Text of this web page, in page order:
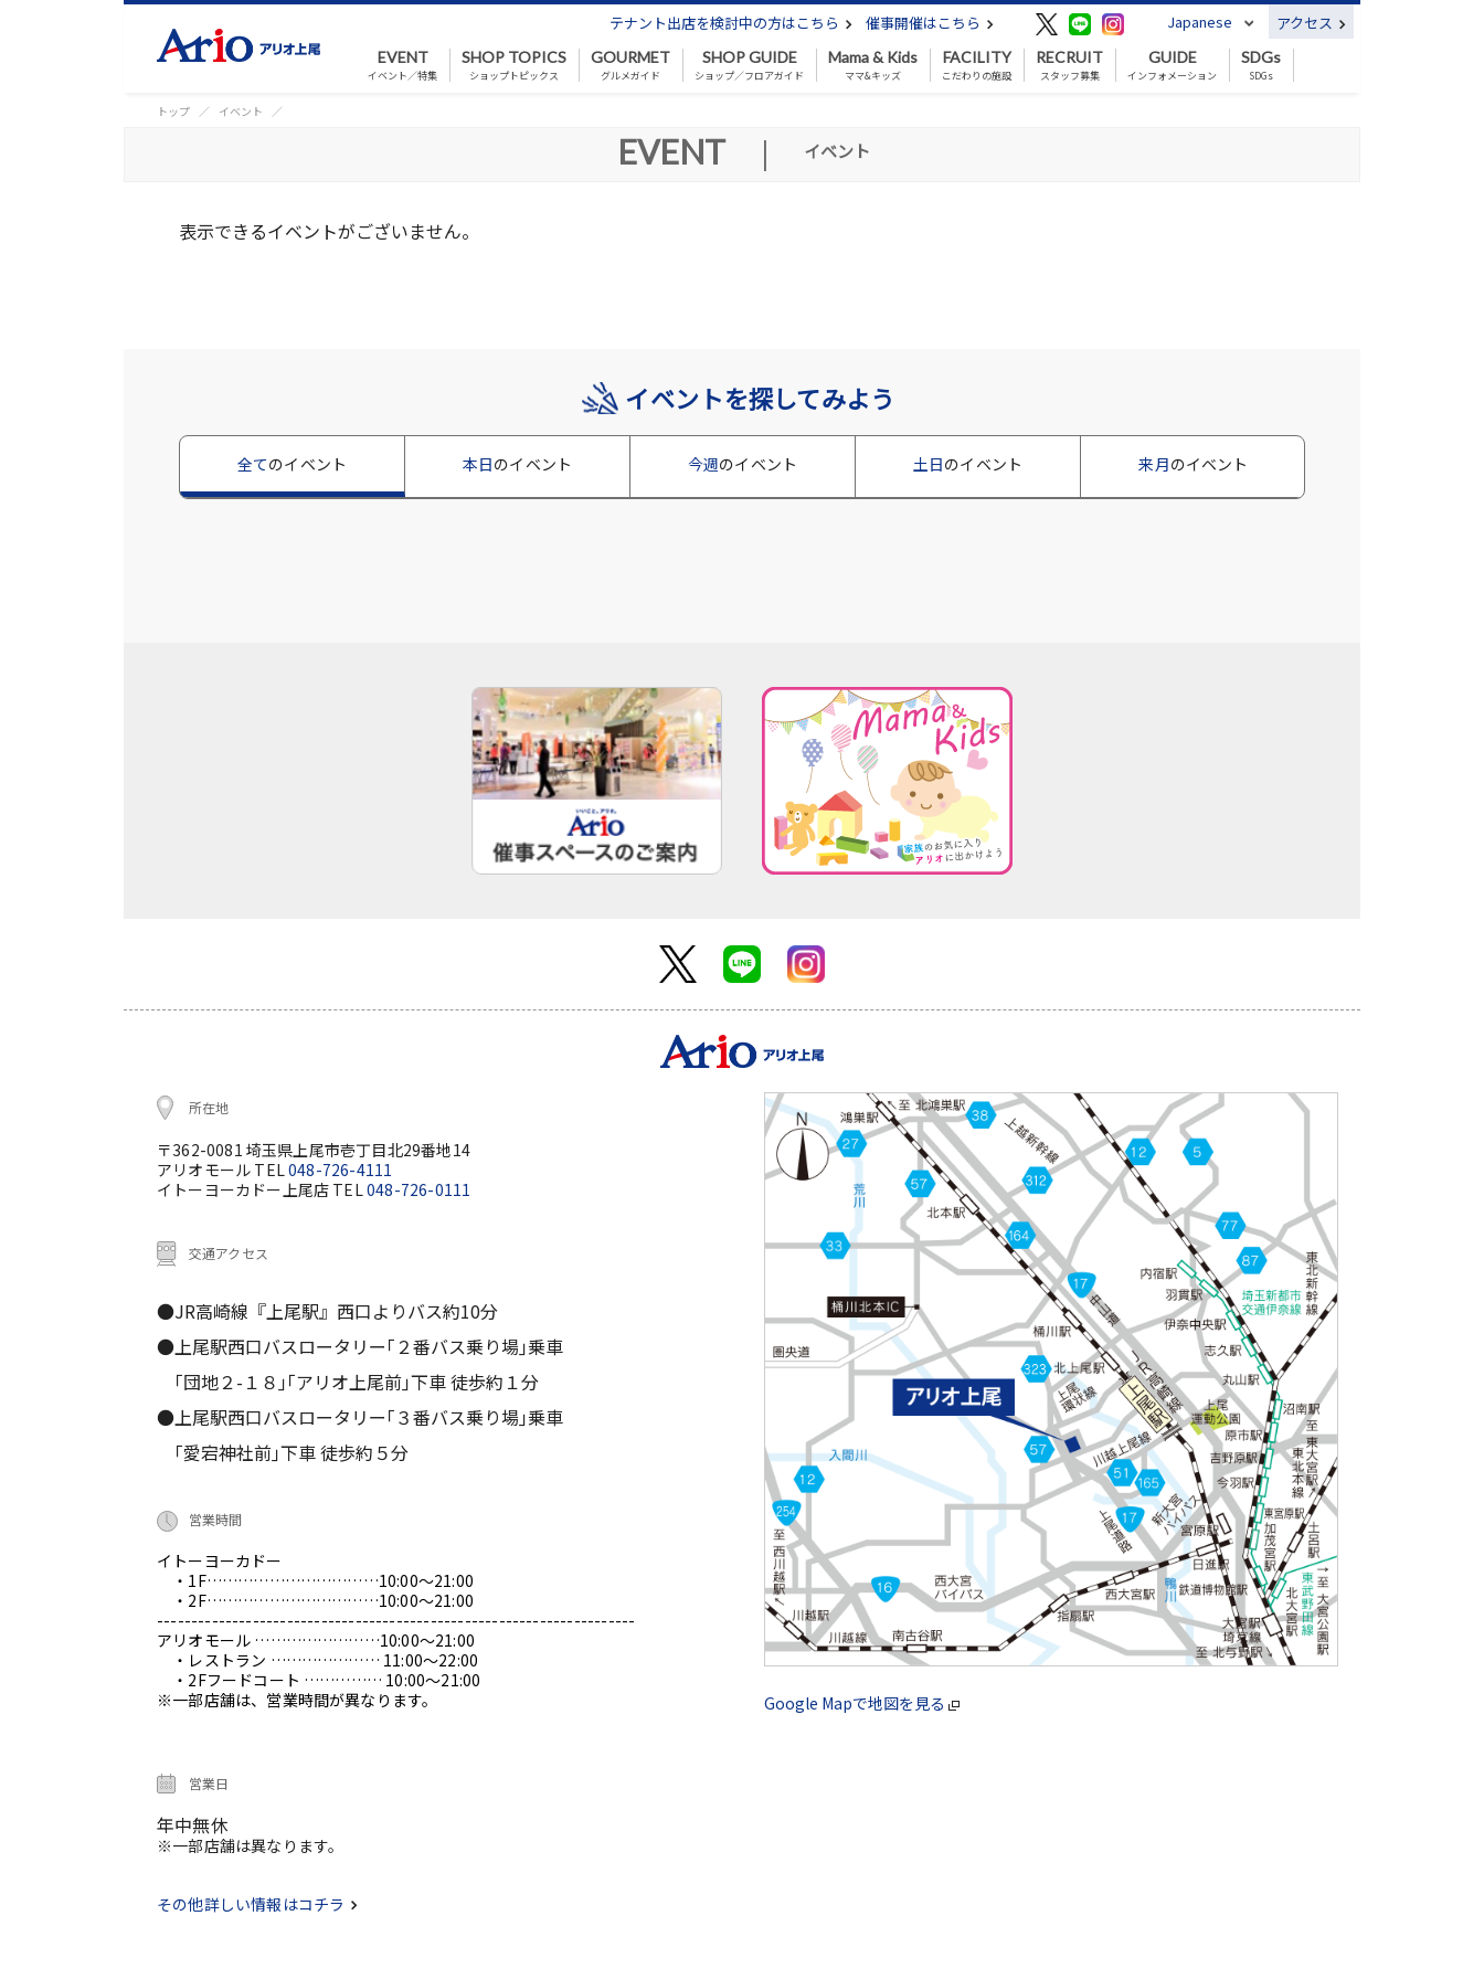
テナント出店を検討中の方はこちら 催事開催はこちら Japanese アクセス
EVENT
イベント／特集
SHOP TOPICS
ショップトピックス
GOURMET
グルメガイド
SHOP GUIDE
ショップ／フロアガイド
Mama & Kids
ママ&キッズ
FACILITY
こだわりの施設
RECRUIT
スタッフ募集
GUIDE
インフォメーション
SDGs
SDGs
トップ イベント
EVENT | イベント
表示できるイベントがございません。
イベントを探してみよう
全てのイベント 本日のイベント 今週のイベント 土日のイベント 来月のイベント
所在地
〒362-0081 埼玉県上尾市壱丁目北29番地14
アリオモール TEL048-726-4111
イトーヨーカドー上尾店 TEL048-726-0111
交通アクセス
●JR高崎線『上尾駅』西口よりバス約10分
●上尾駅西口バスロータリー｢２番バス乗り場｣乗車
｢団地２-１８｣｢アリオ上尾前｣下車 徒歩約１分
●上尾駅西口バスロータリー｢３番バス乗り場｣乗車
｢愛宕神社前｣下車 徒歩約５分
営業時間
イトーヨーカドー
・1F……………………………10:00～21:00
・2F……………………………10:00～21:00
----------------------------------------------------------------------
アリオモール ……………………10:00～21:00
・レストラン ………………… 11:00～22:00
・2Fフードコート …………… 10:00～21:00
※一部店舗は、営業時間が異なります。
営業日
年中無休
※一部店舗は異なります。
その他詳しい情報はコチラ
Google Mapで地図を見る